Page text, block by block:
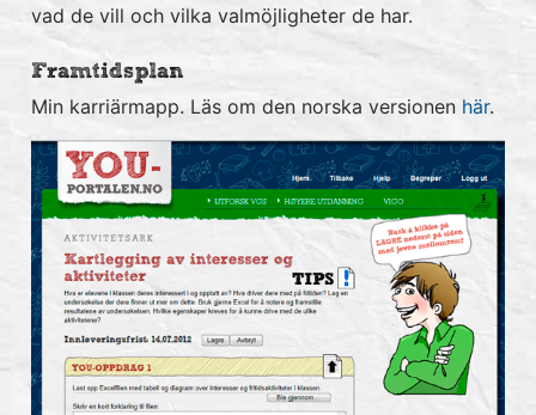
vad de vill och vilka valmöjligheter de har.
Framtidsplan
Min karriärmapp. Läs om den norska versionen här.